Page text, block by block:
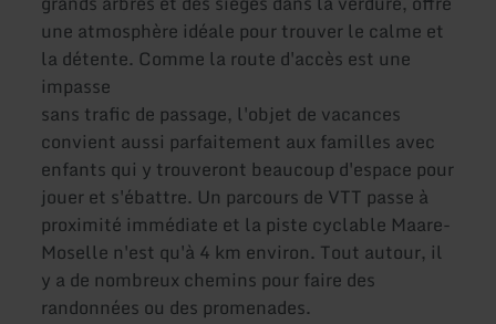
une atmosphère idéale pour trouver le calme et
la détente. Comme la route d'accès est une
impasse
sans trafic de passage, l'objet de vacances
convient aussi parfaitement aux familles avec
enfants qui y trouveront beaucoup d'espace pour
jouer et s'ébattre. Un parcours de VTT passe à
proximité immédiate et la piste cyclable Maare-
Moselle n'est qu'à 4 km environ. Tout autour, il
y a de nombreux chemins pour faire des
randonnées ou des promenades.